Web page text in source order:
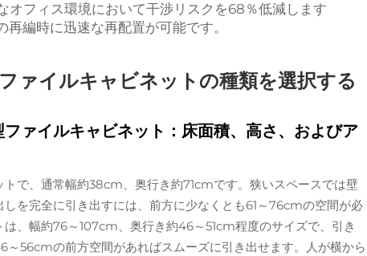
オフィス環境において干渉リスクを68％低減します
編時に迅速な再配置が可能です。
ァイルキャビネットの種類を選択する
ァイルキャビネット：床面積、高さ、およびア
で、通常幅約38cm、奥行き約71cmです。狭いスペースでは壁
を完全に引き出すには、前方に少なくとも61～76cmの空間が必
、幅約76～107cm、奥行き約46～51cm程度のサイズで、引き
56cmの前方空間があればスムーズに引き出せます。人が横から